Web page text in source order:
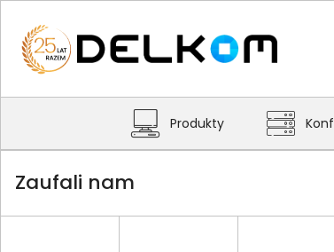
Produkty
Zaufali nam